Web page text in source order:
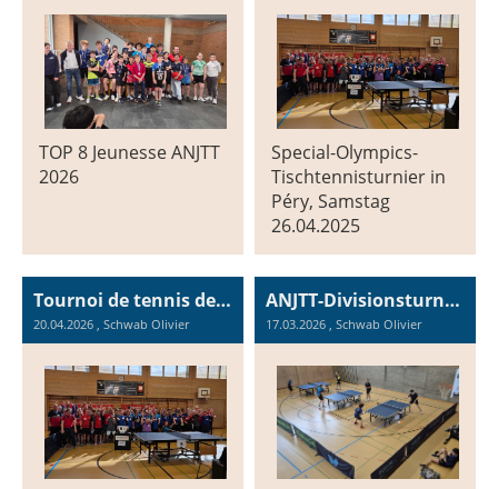
TOP 8 Jeunesse ANJTT
2026
Special-Olympics-
Tischtennisturnier in
Péry, Samstag
26.04.2025
Tournoi de tennis de table Special Olympics à Péry, le samedi 26.04.2025
20.04.2026 , Schwab Olivier
ANJTT-Divisionsturnier 2026
17.03.2026 , Schwab Olivier